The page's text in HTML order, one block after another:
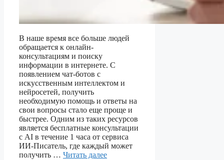
В наше время все больше людей
обращается к онлайн-
консультациям и поиску
информации в интернете. С
появлением чат-ботов с
искусственным интеллектом и
нейросетей, получить
необходимую помощь и ответы на
свои вопросы стало еще проще и
быстрее. Одним из таких ресурсов
является бесплатные консультации
с AI в течение 1 часа от сервиса
ИИ-Писатель, где каждый может
получить … Читать далее